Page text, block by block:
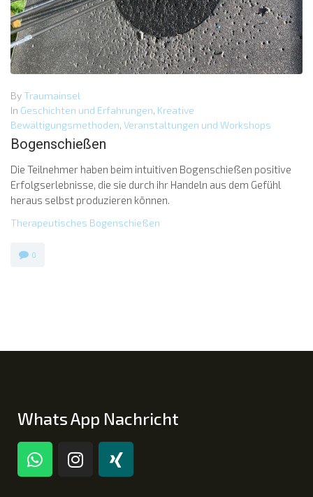
By Traumainsel
In Geschichten und Erfahrungen, Kreative
Bewältigungsmethoden, Veranstaltungen und Workshops
Bogenschießen
Die Teilnehmer haben beim intuitiven Bogenschießen positive
Erfolgserlebnisse, die sie durch ihr Handeln aus dem Gefühl
heraus selbst produzieren können.
Therapeutisches Bogenschießen
0
Whats App Nachricht